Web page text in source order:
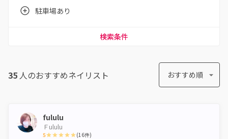
駐車場あり
検索条件
35 人のおすすめネイリスト おすすめ順
fululu
Ｆululu
5 (16件)